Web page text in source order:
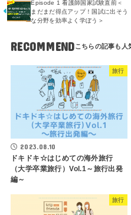
Episode 1 看護師国家試験直前＜
まだまだ得点アップ！国試に出そう
な分野を効率よく学ぼう＞
RECOMMEND
旅行
2023.08.10
ドキドキ☆はじめての海外旅行
（大学卒業旅行）Vol.1～旅行出発
編～
旅行